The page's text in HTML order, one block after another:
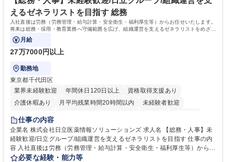
えるゼネラリストを目指す 総務
入社直後は労務（労務管理・給与計算・安全衛生・福利厚生等）からお任せいたします。
将来は総務・採用・教育業務へ守備範囲を広げ、組織運営を支えるゼネラリストをめざせ
ます。
月給
27万7000円以上
勤務地
東京都千代田区
業界未経験歓迎
年間休日120日以上
資格取得支援あり
介護休暇あり
月平均残業時間20時間以内
未経験者歓迎
住宅手当あり
育休あり
完全週休2日制 交通費支給 土日祝休み 寮・社宅あり
仕事の内容
企業名 株式会社日立医薬情報ソリューションズ 求人名 【総務・人事】未
経験歓迎/日立グループ/組織運営を支えるゼネラリストを目指す 仕事の内
容 入社直後は労務（労務管理・給与計算・安全衛生・福利厚生等）からお
任せいたします。将来は総務・採用・教育業務へ守備範囲を広げ、組織運
必要な経験・能力等